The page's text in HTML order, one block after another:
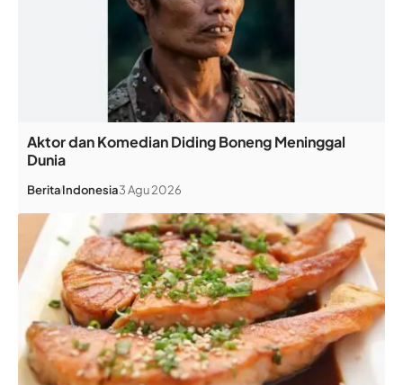
Aktor dan Komedian Diding Boneng Meninggal
Dunia
BeritaIndonesia3 Agu 2026